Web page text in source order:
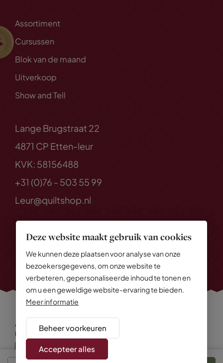
Deze website maakt gebruik van cookies
We kunnen deze plaatsen voor analyse van onze
bezoekersgegevens, om onze website te
verbeteren, gepersonaliseerde inhoud te tonen en
om u een geweldige website-ervaring te bieden.
Meer informatie
Beheer voorkeuren
Accepteer alles
Assortiment
Cursussen
Blok van de maand
Uitverkoop
Show and Tell
Lange Brugstraat 22
4871 CP Etten-leur
KVK: 58156488
+31 (0)76 - 503 55 99
Leur@quiltshop.nl
Alle rechten voorbehouden
Privacy Policy
Algemene voorwaarden